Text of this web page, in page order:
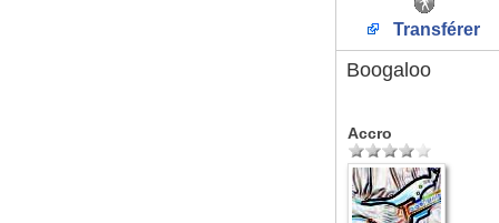
Transférer
Boogaloo
Accro